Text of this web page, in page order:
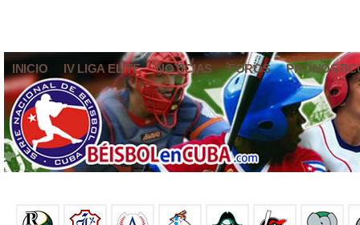
INICIO IV LIGA ELITE NOTICIAS FOROS